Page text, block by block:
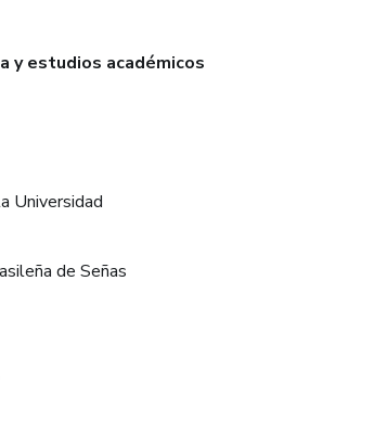
y estudios académicos
Universidad
de Señas